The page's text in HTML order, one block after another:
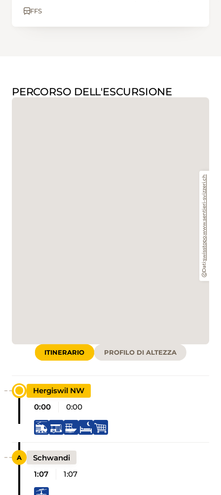
FFS
PERCORSO DELL'ESCURSIONE
Dati:
swisstopo
www.sentieri-svizzeri.ch
ITINERARIO PROFILO DI ALTEZZA
Hergiswil NW
0:00
0:00
Schwandi
1:07
1:07